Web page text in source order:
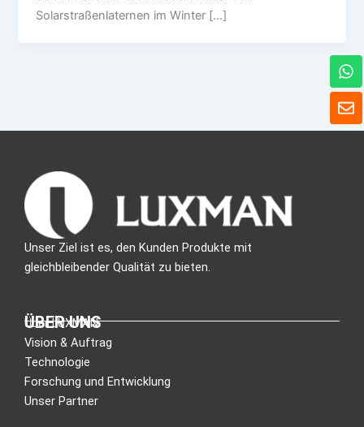
Solarstraßenlaternen im Winter […]
U
m
s
W
h
a
t
s
Unser Ziel ist es, den Kunden Produkte mit
gleichbleibender Qualität zu bieten.
ÜBER UNS
Über LUXMAN
Vision & Auftrag
Technologie
Forschung und Entwicklung
Unser Partner